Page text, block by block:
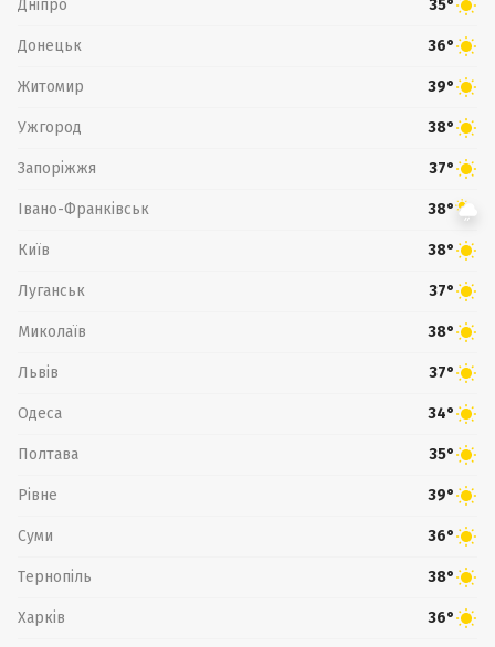
Дніпро 35°
Донецьк 36°
Житомир 39°
Ужгород 38°
Запоріжжя 37°
Івано-Франківськ 38°
Київ 38°
Луганськ 37°
Миколаїв 38°
Львів 37°
Одеса 34°
Полтава 35°
Рівне 39°
Суми 36°
Тернопіль 38°
Харків 36°